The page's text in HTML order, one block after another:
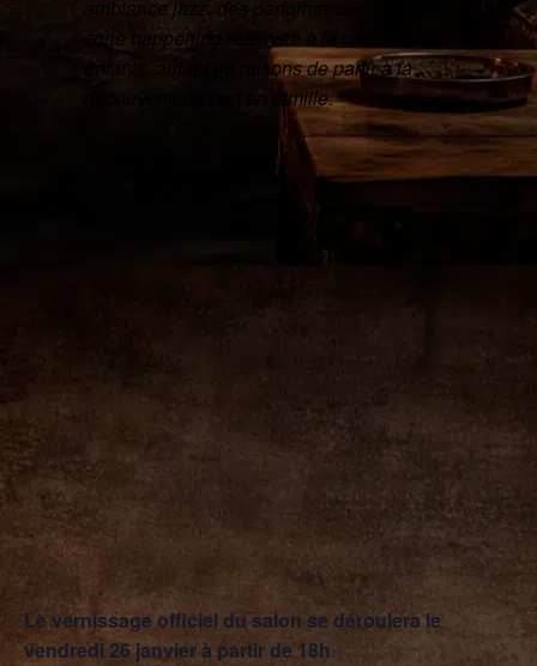
ambiance jazz, des performances live, une
zone happening réservée à la créativité des
enfants, autant de raisons de partir à la
découverte de l’art en famille.
Le vernissage officiel du salon se déroulera le
vendredi 26 janvier à partir de 18h.